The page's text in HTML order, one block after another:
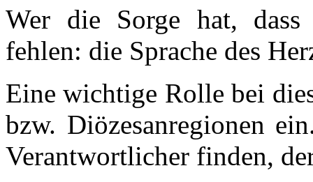
Wer die Sorge hat, dass
fehlen: die Sprache des
Eine wichtige Rolle bei
bzw. Diözesanregionen
Verantwortlicher finden,